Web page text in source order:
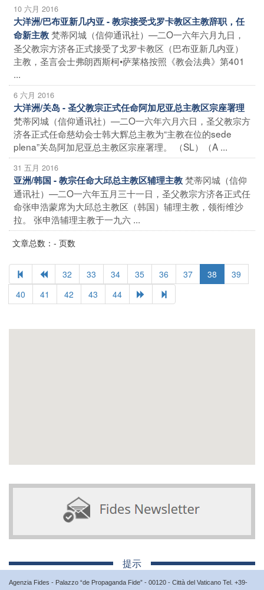
10 六月 2016
大洋洲/巴布亚新几内亚 - 教宗接受戈罗卡教区主教辞职，任
命新主教梵蒂冈城（信仰通讯社）—二O一六年六月九日，
圣父教宗方济各正式接受了戈罗卡教区（巴布亚新几内亚）
主教，圣言会士弗朗西斯柯•萨莱格按照《教会法典》第401
...
6 六月 2016
大洋洲/关岛 - 圣父教宗正式任命阿加尼亚总主教区宗座署理
梵蒂冈城（信仰通讯社）—二O一六年六月六日，圣父教宗方
济各正式任命慈幼会士韩大辉总主教为“主教在位的sede
plena”关岛阿加尼亚总主教区宗座署理。 （SL）（A ...
31 五月 2016
亚洲/韩国 - 教宗任命大邱总主教区辅理主教梵蒂冈城（信仰
通讯社）—二O一六年五月三十一日，圣父教宗方济各正式任
命张申浩蒙席为大邱总主教区（韩国）辅理主教，领衔维沙
拉。 张申浩辅理主教于一九六 ...
文章总数：- 页数
32 33 34 35 36 37 38
39
40
41 42 43 44
提示
Agenzia Fides - Palazzo “de Propaganda Fide” - 00120 - Città del Vaticano Tel. +39-